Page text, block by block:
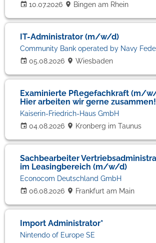
10.07.2026
Bingen am Rhein
IT-Administrator (m/w/d)
05.08.2026
Wiesbaden
Examinierte Pflegefachkraft (m/
Hier arbeiten wir gerne zusammen!
04.08.2026
Kaiserin-Friedrich-Haus GmbH
Kronberg im Taunus
Sachbearbeiter
im Leasingbereich (m/w/d)
06.08.2026
Econocom Deutschland GmbH
Frankfurt am Main
Import Administrator*
Nintendo of Europe SE